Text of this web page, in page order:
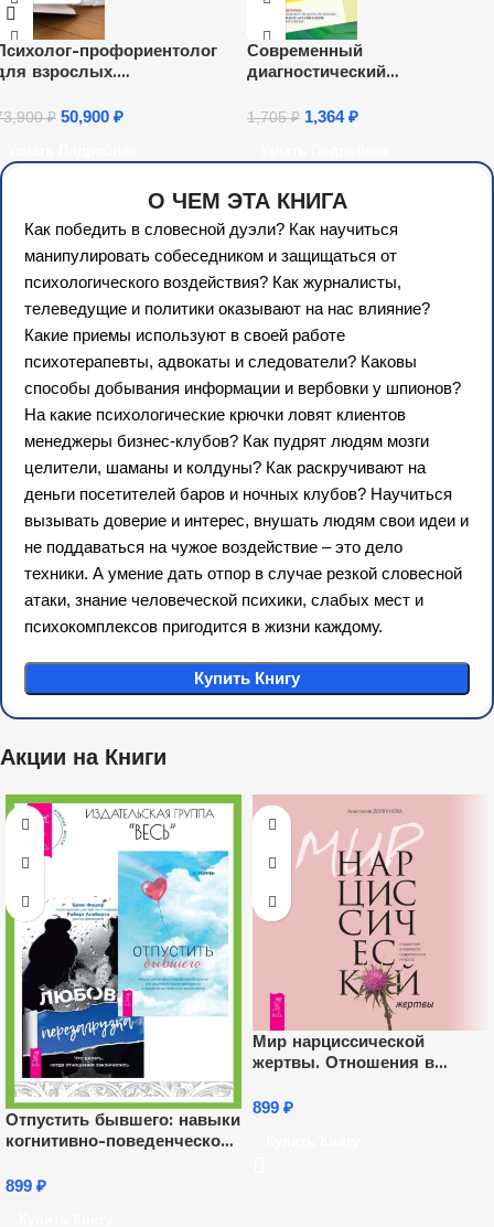
профориентолог
взрослых.
₽ 50,900 ₽
Современный
диагностический
педагога-психолога
психологической конституции
и индивидуальности
обучающихся (36 ч.)
1,705₽ 1,364₽
О ЧЕМ ЭТА КНИГА
Как победить в словесной дуэли? Как научиться
манипулировать собеседником и защищаться от
психологического воздействия? Как журналисты,
телеведущие и политики оказывают на нас влияние?
Какие приемы используют в своей работе
психотерапевты, адвокаты и следователи? Каковы
способы добывания информации и вербовки у шпионов?
На какие психологические крючки ловят клиентов
менеджеры бизнес-клубов? Как пудрят людям мозги
целители, шаманы и колдуны? Как раскручивают на
деньги посетителей баров и ночных клубов? Научиться
вызывать доверие и интерес, внушать людям свои идеи и
не поддаваться на чужое воздействие – это дело
техники. А умение дать отпор в случае резкой словесной
атаки, знание человеческой психики, слабых мест и
психокомплексов пригодится в жизни каждому.
Купить Книгу
Акции на Книги
Отпустить бывшего: навыки
когнитивно-поведенческой
после расставания и
899 ₽
Мир нарциссической
жертвы. Отношения в
невроза
899 ₽